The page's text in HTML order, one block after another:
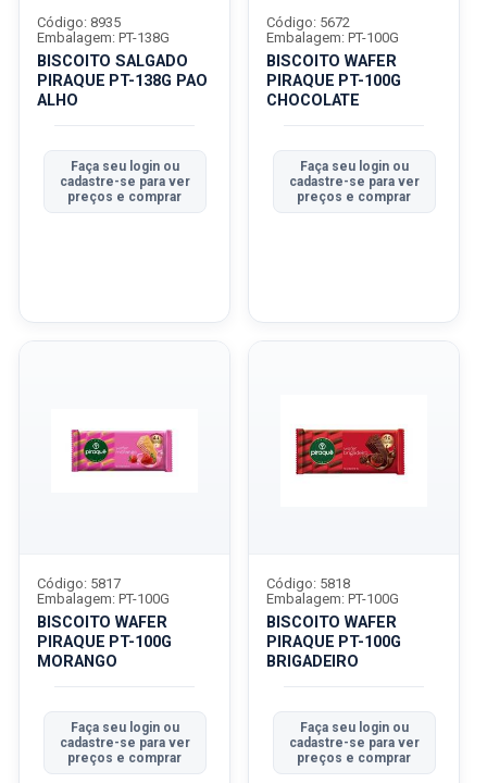
BISCOITO SALGADO
PIRAQUE PT-138G PAO
ALHO
Código: 8935
Embalagem: PT-138G
Faça seu login ou
cadastre-se para ver
preços e comprar
BISCOITO WAFER
PIRAQUE PT-100G
CHOCOLATE
Código: 5672
Embalagem: PT-100G
Faça seu login ou
cadastre-se para ver
preços e comprar
BISCOITO WAFER
PIRAQUE PT-100G
MORANGO
Código: 5817
Embalagem: PT-100G
Faça seu login ou
cadastre-se para ver
preços e comprar
BISCOITO WAFER
PIRAQUE PT-100G
BRIGADEIRO
Código: 5818
Embalagem: PT-100G
Faça seu login ou
cadastre-se para ver
preços e comprar